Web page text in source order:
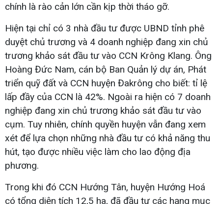
chính là rào cản lớn cần kịp thời tháo gỡ.
Hiện tại chỉ có 3 nhà đầu tư được UBND tỉnh phê
duyệt chủ trương và 4 doanh nghiệp đang xin chủ
trương khảo sát đầu tư vào CCN Krông Klang. Ông
Hoàng Đức Nam, cán bộ Ban Quản lý dự án, Phát
triển quỹ đất và CCN huyện Đakrông cho biết: tỉ lệ
lấp đầy của CCN là 42%. Ngoài ra hiện có 7 doanh
nghiệp đang xin chủ trương khảo sát đầu tư vào
cụm. Tuy nhiên, chính quyền huyện vẫn đang xem
xét để lựa chọn những nhà đầu tư có khả năng thu
hút, tạo được nhiều việc làm cho lao động địa
phương.
Trong khi đó CCN Hướng Tân, huyện Hướng Hoá
có tổng diện tích 12,5 ha, đã đầu tư các hạng mục